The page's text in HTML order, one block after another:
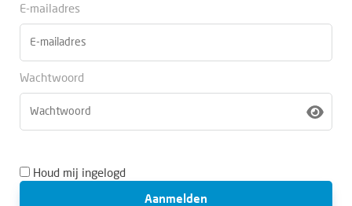
E-mailadres
Wachtwoord
Houd mij ingelogd
Aanmelden